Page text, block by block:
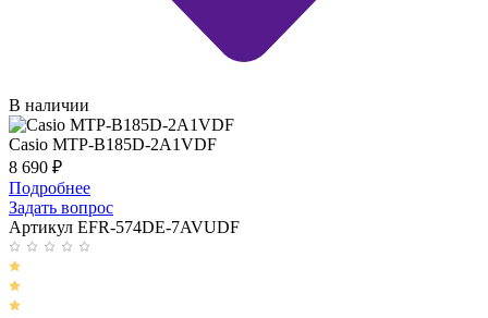
В наличии
Casio MTP-B185D-2A1VDF
8 690 ₽
Подробнее
Задать вопрос
Артикул EFR-574DE-7AVUDF